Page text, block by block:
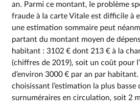
an. Parmi ce montant, le problème
fraude à la carte Vitale est difficile à
une estimation sommaire peut
partant du montant moyen de
habitant : 3102 € dont 213 € à la
(chiffres de 2019), soit un coût pour
d’environ 3000 € par an par habitant.
choisissant l’estimation la plus basse
surnuméraires en circulation, soit 2